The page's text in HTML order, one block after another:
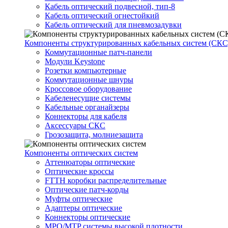
Кабель оптический подвесной, тип-8
Кабель оптический огнестойкий
Кабель оптический для пневмозадувки
Компоненты структурированных кабельных систем
Коммутационные патч-панели
Модули Keystone
Розетки компьютерные
Коммутационные шнуры
Кроссовое оборудование
Кабеленесущие системы
Кабельные органайзеры
Коннекторы для кабеля
Аксессуары СКС
Грозозащита, молниезащита
Компоненты оптических систем
Аттенюаторы оптические
Оптические кроссы
FTTH коробки распределительные
Оптические патч-корды
Муфты оптические
Адаптеры оптические
Коннекторы оптические
MPO/MTP системы высокой плотности